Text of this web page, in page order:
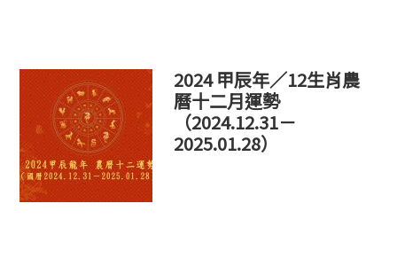
2024 甲辰年／12生肖農
曆十二月運勢
（2024.12.31－
2025.01.28）